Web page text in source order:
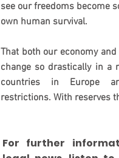
see our freedoms become
own human survival.
That both our economy
change so drastically in a
countries in Europe
restrictions. With reserves
For further